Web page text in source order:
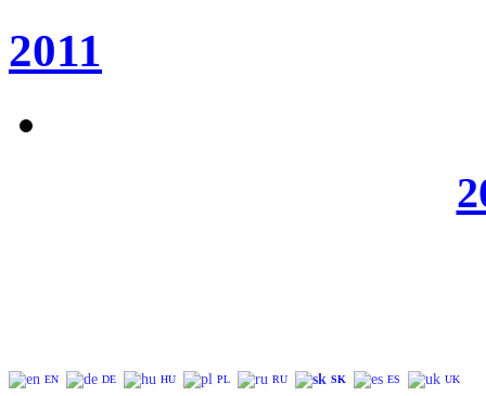
2011
EN DE HU PL RU SK ES UK